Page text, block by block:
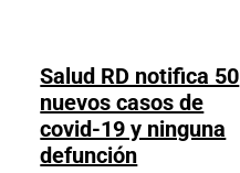
Salud RD notifica 50
nuevos casos de
covid-19 y ninguna
defunciónSalud